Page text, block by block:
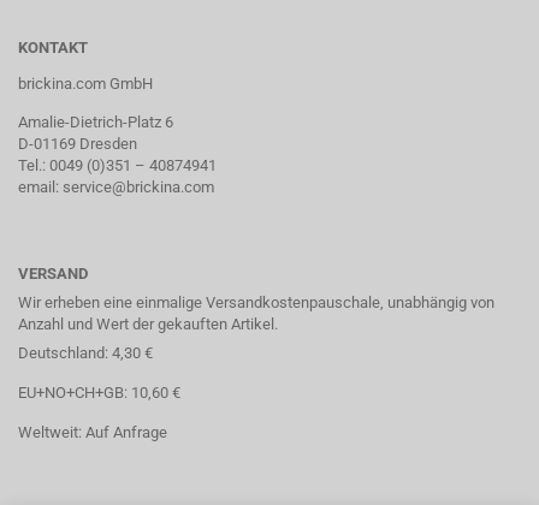
KONTAKT
brickina.com GmbH
Amalie-Dietrich-Platz 6
D-01169 Dresden
Tel.: 0049 (0)351 – 40874941
email: service@brickina.com
VERSAND
Wir erheben eine einmalige Versandkostenpauschale, unabhängig von
Anzahl und Wert der gekauften Artikel.
Deutschland: 4,30 €
EU+NO+CH+GB: 10,60 €
Weltweit: Auf Anfrage